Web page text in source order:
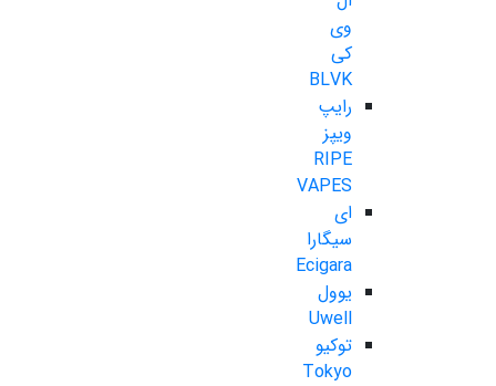
وی
کی
BLVK
رایپ
ویپز
RIPE
VAPES
ای
سیگارا
Ecigara
یوول
Uwell
توکیو
Tokyo